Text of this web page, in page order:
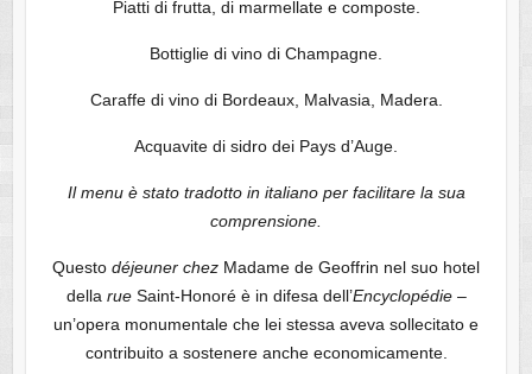
Piatti di frutta, di marmellate e composte.
Bottiglie di vino di Champagne.
Caraffe di vino di Bordeaux, Malvasia, Madera.
Acquavite di sidro dei Pays d’Auge.
Il menu è stato tradotto in italiano per facilitare la sua
comprensione.
Questo déjeuner chez Madame de Geoffrin nel suo hotel
della rueSaint-Honoré è in difesa dell’Encyclopédie–
un’opera monumentale che lei stessa aveva sollecitato e
contribuito a sostenere anche economicamente.